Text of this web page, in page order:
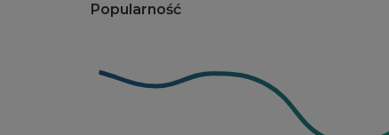
Popularność